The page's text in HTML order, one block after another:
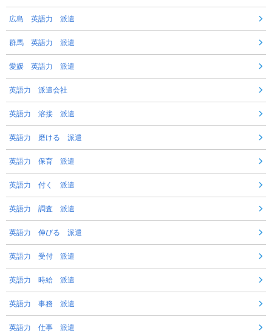
広島 英語力 派遣
群馬 英語力 派遣
愛媛 英語力 派遣
英語力 派遣会社
英語力 溶接 派遣
英語力 磨ける 派遣
英語力 保育 派遣
英語力 付く 派遣
英語力 調査 派遣
英語力 伸びる 派遣
英語力 受付 派遣
英語力 時給 派遣
英語力 事務 派遣
英語力 仕事 派遣